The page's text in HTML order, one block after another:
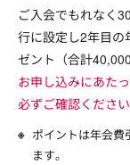
ご入会でもれなく
行に設定し2年目の
ゼント（合計
お申し込みにあた
必ずご確認ください
ポイントは年会費
ます。